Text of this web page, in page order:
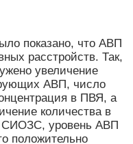
показано, что АВП
расстройств. Так,
увеличение
АВП, число
в ПВЯ, а
количества в
СИОЗС, уровень АВП
положительно